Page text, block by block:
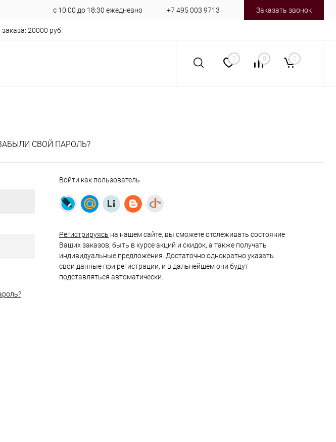
с 10:00 до 18:30 ежедневно +7 495 003 9713 Заказать звонок
20000 руб.
0 0 0
СВОЙ ПАРОЛЬ?
Войти как пользователь
Регистрируясь на нашем сайте, вы сможете отслеживать состояние
Ваших заказов, быть в курсе акций и скидок, а также получать
индивидуальные предложения. Достаточно однократно указать
свои данные при регистрации, и в дальнейшем они будут
подставляться автоматически.